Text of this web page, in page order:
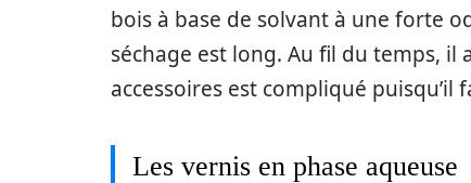
bois à base de solvant à une forte
séchage est long. Au fil du temps,
accessoires est compliqué
Les vernis en phase aqueuse